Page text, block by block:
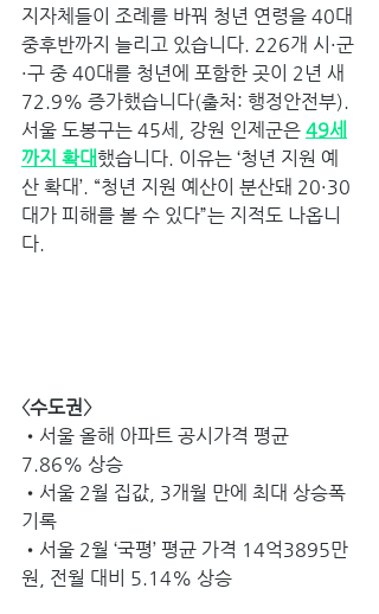
지자체들이 조례를 바꿔 청년 연령을 40대
중후반까지 늘리고 있습니다. 226개 시·군
·구 중 40대를 청년에 포함한 곳이 2년 새
72.9% 증가했습니다(출처: 행정안전부).
서울 도봉구는 45세, 강원 인제군은 49세
까지 확대했습니다. 이유는 ‘청년 지원 예
산 확대’. “청년 지원 예산이 분산돼 20·30
대가 피해를 볼 수 있다”는 지적도 나옵니
다.
〈수도권〉
•서울 올해 아파트 공시가격 평균
7.86% 상승
•서울 2월 집값, 3개월 만에 최대 상승폭
기록
•서울 2월 ‘국평’ 평균 가격 14억3895만
원, 전월 대비 5.14% 상승